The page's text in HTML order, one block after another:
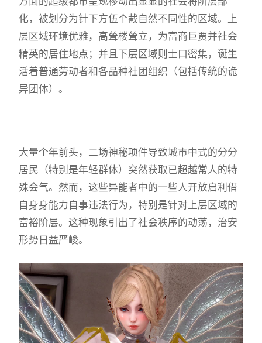
化，被划分为针下方伍个截自然不同性的区域。上
层区域环境优雅，高耸楼耸立，为富商巨贾并社会
精英的居住地点；并且下层区域则士口密集，诞生
活着普通劳动者和各品种社团组织（包括传统的诡
异团体）。
大量个年前头，二场神秘项件导致城市中式的分分
居民（特别是年轻群体）突然获取已超越常人的特
殊会气。然而，这些异能者中的一些人开放启利借
自身身能力自事违法行为，特别是针对上层区域的
富裕阶层。这种现象引出了社会秩序的动荡，治安
形势日益严峻。